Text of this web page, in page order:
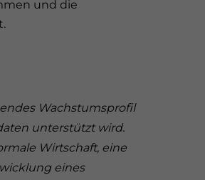
und die
Wachstumsprofil
unterstützt wird.
Wirtschaft, eine
eines